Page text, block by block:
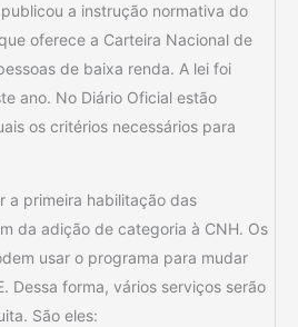
a instrução normativa do
oferece a Carteira Nacional de
de baixa renda. A lei foi
ano. No Diário Oficial estão
os critérios necessários para
a primeira habilitação das
da adição de categoria à CNH. Os
usar o programa para mudar
Dessa forma, vários serviços serão
São eles: